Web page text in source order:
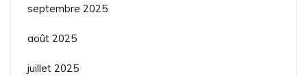
septembre 2025
août 2025
juillet 2025